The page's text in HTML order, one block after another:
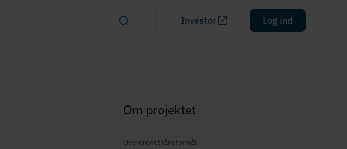
Investor Log ind
Om projektet
Overordnet låneformål